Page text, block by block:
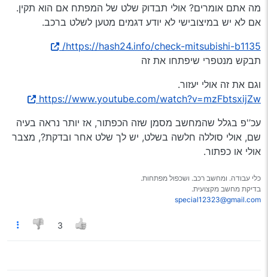
מה אתם אומרים? אולי תבדוק שלט של המפתח אם הוא תקין.
אם לא יש במיצובישי לא יודע דגמים מטען לשלט ברכב.
https://hash24.info/check-mitsubishi-b1135/
תבקש מנטפרי שיפתחו את זה
וגם את זה אולי יעזור.
https://www.youtube.com/watch?v=mzFbtsxijZw
עכ’'פ בגלל שהמחשב מסמן שזה הכפתור, אז יותר נראה בעיה
שם, אולי סוללה חלשה בשלט, יש לך שלט אחר ובדקת?, מצבר
אולי או כפתור.
כלי עבודה. ומחשב רכב. ושכפול מפתחות.
בדיקת מחשב מקצועית.
special12323@gmail.com
3